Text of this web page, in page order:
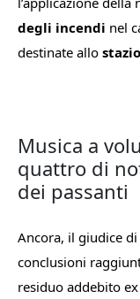
degli incendi nel
destinate allo
Musica a
quattro di
dei passanti
Ancora, il giudice
conclusioni
residuo addebito